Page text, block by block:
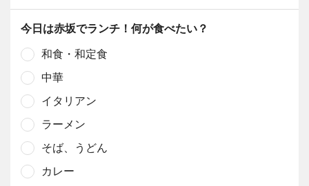
今日は赤坂でランチ！何が食べたい？
和食・和定食
中華
イタリアン
ラーメン
そば、うどん
カレー